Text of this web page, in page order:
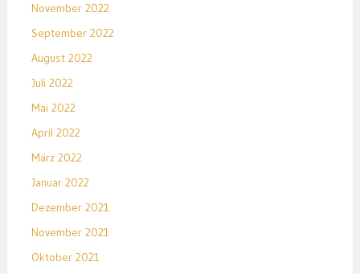
November 2022
September 2022
August 2022
Juli 2022
Mai 2022
April 2022
März 2022
Januar 2022
Dezember 2021
November 2021
Oktober 2021